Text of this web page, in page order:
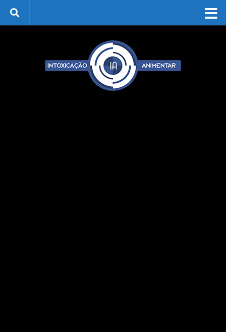
Skip to content